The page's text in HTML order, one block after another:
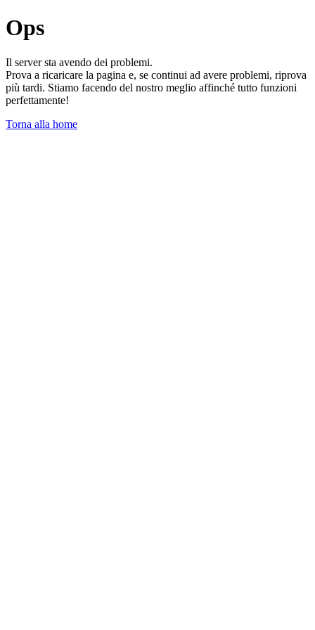
Ops
Il server sta avendo dei problemi.
Prova a ricaricare la pagina e, se continui ad avere problemi, riprova
più tardi. Stiamo facendo del nostro meglio affinché tutto funzioni
perfettamente!
Torna alla home